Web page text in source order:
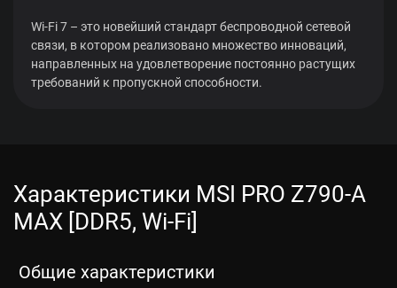
Wi-Fi 7 – это новейший стандарт беспроводной сетевой
связи, в котором реализовано множество инноваций,
направленных на удовлетворение постоянно растущих
требований к пропускной способности.
Характеристики MSI PRO Z790-A
MAX [DDR5, Wi-Fi]
Общие характеристики